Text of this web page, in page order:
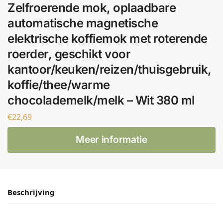
Zelfroerende mok, oplaadbare
automatische magnetische
elektrische koffiemok met roterende
roerder, geschikt voor
kantoor/keuken/reizen/thuisgebruik,
koffie/thee/warme
chocolademelk/melk – Wit 380 ml
€22,69
Meer informatie
Beschrijving